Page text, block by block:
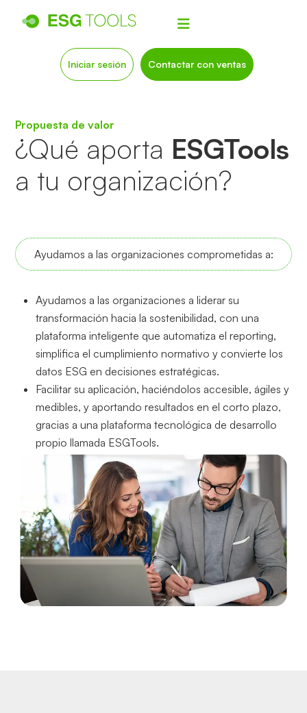
Iniciar sesión Contactar con ventas
Propuesta de valor
¿Qué aporta ESGTools
a tu organización?
Ayudamos a las organizaciones comprometidas a:
Ayudamos a las organizaciones a liderar su
transformación hacia la sostenibilidad, con una
plataforma inteligente que automatiza el reporting,
simplifica el cumplimiento normativo y convierte los
datos ESG en decisiones estratégicas.
Facilitar su aplicación, haciéndolos accesible, ágiles y
medibles, y aportando resultados en el corto plazo,
gracias a una plataforma tecnológica de desarrollo
propio llamada ESGTools.